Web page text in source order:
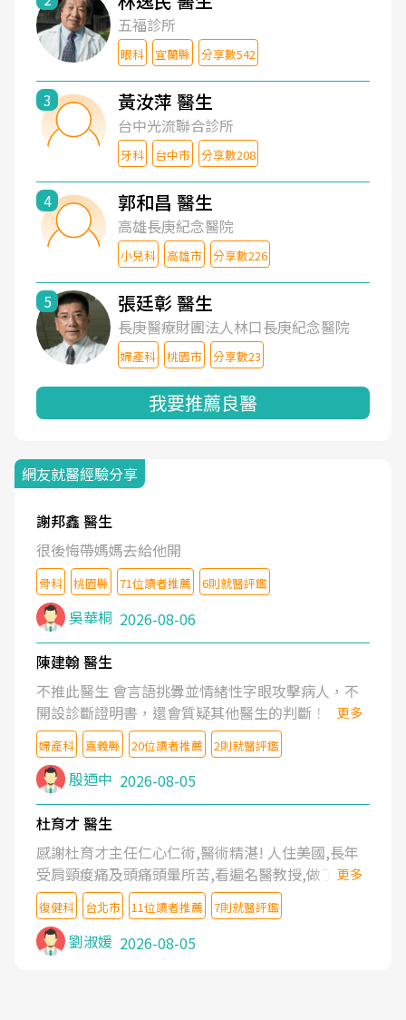
五福診所
眼科 宜蘭縣 分享數542
3 黃汝萍 醫生
台中光流聯合診所
牙科 台中市 分享數208
4 郭和昌 醫生
高雄長庚紀念醫院
小兒科 高雄市 分享數226
5 張廷彰 醫生
長庚醫療財團法人林口長庚紀念醫院
婦產科 桃園市 分享數23
我要推薦良醫
網友就醫經驗分享
謝邦鑫 醫生
很後悔帶媽媽去給他開
骨科 桃園縣 71位讀者推薦 6則就醫評鑑
吳華桐 2026-08-06
陳建翰 醫生
不推此醫生 會言語挑釁並情緒性字眼攻擊病人，不
開設診斷證明書，還會質疑其他醫生的判斷！
更多
婦產科 嘉義縣 20位讀者推薦 2則就醫評鑑
殷迺中 2026-08-05
杜育才 醫生
感謝杜育才主任仁心仁術,醫術精湛! 人住美國,長年
受肩頸痠痛及頭痛頭暈所苦,看遍名醫教授,做了各種
檢查,也嘗試過西醫打針,中醫針灸及物理徒手治療都
沒有用,後來連吃到嗎啡類止痛藥都效果有限,只是壓
症狀,沒多久就痛起來,多年失眠嚴重影響生活品質.
台灣親友介紹忠孝醫院杜育才主任是頸頭症候群專
更多
復健科 台北市 11位讀者推薦 7則就醫評鑑
劉淑媛 2026-08-05